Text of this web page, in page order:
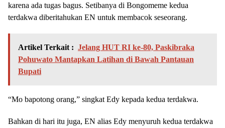
karena ada tugas bagus. Setibanya di Bongomeme kedua
terdakwa diberitahukan EN untuk membacok seseorang.
Artikel Terkait : Jelang HUT RI ke-80, Paskibraka
Pohuwato Mantapkan Latihan di Bawah Pantauan
Bupati
“Mo bapotong orang,” singkat Edy kepada kedua terdakwa.
Bahkan di hari itu juga, EN alias Edy menyuruh kedua terdakwa